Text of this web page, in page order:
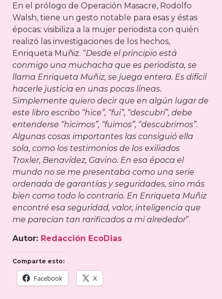
En el prólogo de Operación Masacre, Rodolfo
Walsh, tiene un gesto notable para esas y éstas
épocas: visibiliza a la mujer periodista con quién
realizó las investigaciones de los hechos,
Enriqueta Muñiz. “Desde el principio está
conmigo una muchacha que es periodista, se
llama Enriqueta Muñiz, se juega entera. Es difícil
hacerle justicia en unas pocas líneas.
Simplemente quiero decir que en algún lugar de
este libro escribo “hice”, “fui”, “descubrí”, debe
entenderse “hicimos”, “fuimos”, “descubrimos”.
Algunas cosas importantes las consiguió ella
sola, como los testimonios de los exiliados
Troxler, Benavídez, Gavino. En esa época el
mundo no se me presentaba como una serie
ordenada de garantías y seguridades, sino más
bien como todo lo contrario. En Enriqueta Muñiz
encontré esa seguridad, valor, inteligencia que
me parecían tan rarificados a mi alrededor”.
Autor: Redacción EcoDias
Comparte esto:
Facebook X